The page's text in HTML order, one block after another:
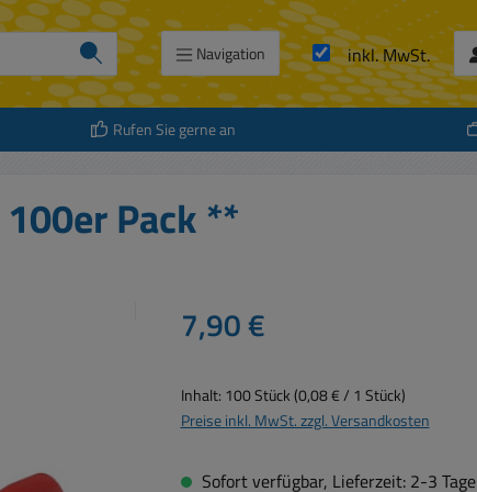
Navigation inkl. MwSt.
Rufen Sie gerne an
Pack **
Regulärer Preis:
7,90 €
Inhalt: 100 Stück(0,08 € / 1 Stück)
Preise inkl. MwSt. zzgl. Versandkosten
Sofort verfügbar, Lieferzeit: 2-3 Tage